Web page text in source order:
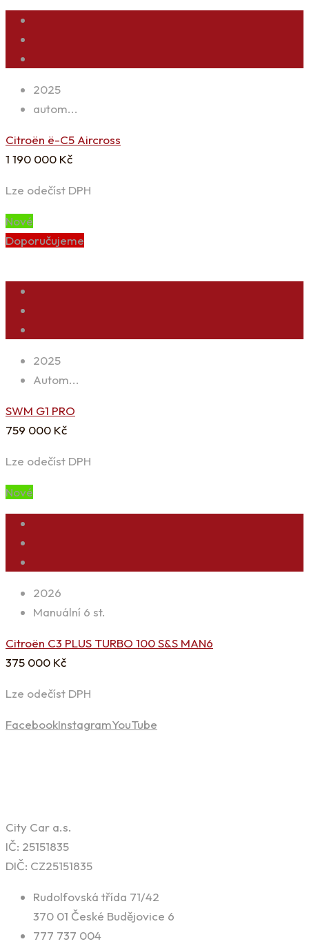
2025
autom...
Citroën ë-C5 Aircross
1 190 000 Kč
Lze odečíst DPH
Nové
Doporučujeme
2025
Autom...
SWM G1 PRO
759 000 Kč
Lze odečíst DPH
Nové
2026
Manuální 6 st.
Citroën C3 PLUS TURBO 100 S&S MAN6
375 000 Kč
Lze odečíst DPH
FacebookInstagramYouTube
City Car a.s.
IČ: 25151835
DIČ: CZ25151835
Rudolfovská třída 71/42
370 01 České Budějovice 6
777 737 004